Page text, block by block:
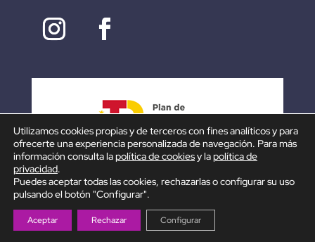
Utilizamos cookies propias y de terceros con fines analíticos y para
ofrecerte una experiencia personalizada de navegación. Para más
información consulta lapolítica de cookiesy lapolítica de
privacidad.
Puedes aceptar todas las cookies, rechazarlas o configurar su uso
pulsando el botón "Configurar".
Aceptar Rechazar Configurar